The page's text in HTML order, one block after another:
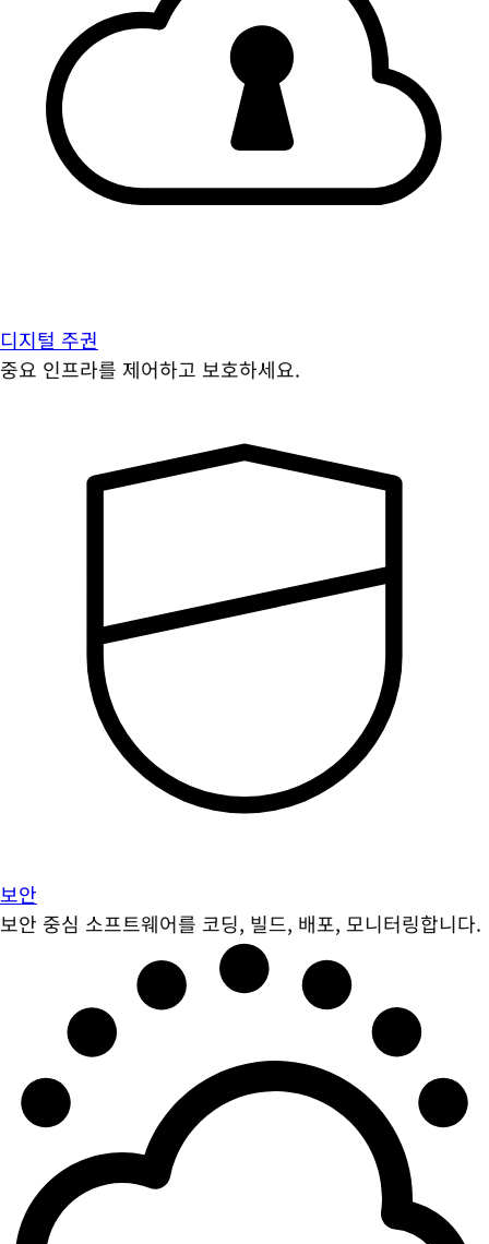
디지털 주권
중요 인프라를 제어하고 보호하세요.
보안
보안 중심 소프트웨어를 코딩, 빌드, 배포, 모니터링합니다.